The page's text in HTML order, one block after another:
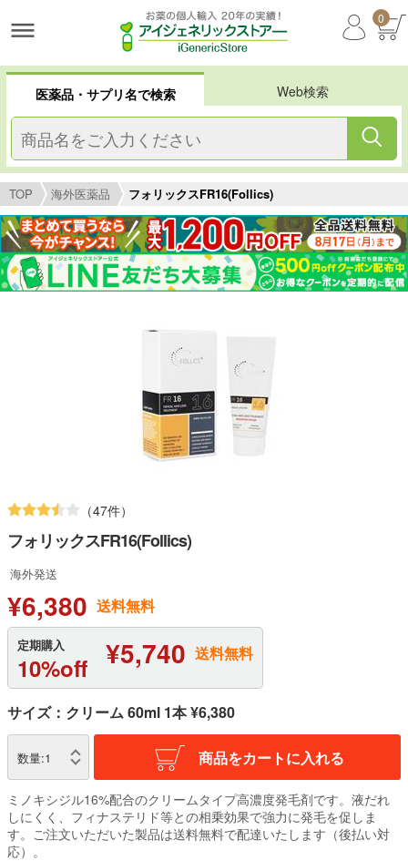
0
医薬品・サプリ名で検索 Web検索
TOP 海外医薬品 フォリックスFR16(Follics)
（47件）
フォリックスFR16(Follics)
海外発送
¥6,380 送料無料
定期購入
10%off ¥5,740 送料無料
サイズ：クリーム 60ml 1本 ¥6,380
数量:1 商品をカートに入れる
ミノキシジル16%配合のクリームタイプ高濃度発毛剤です。液だれ
しにくく、フィナステリド等との相乗効果で強力に発毛を促しま
す。ご注文いただいた製品は送料無料で配達いたします（後払い対
応）。